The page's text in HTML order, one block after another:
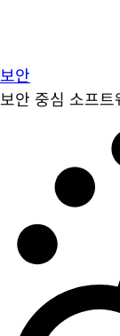
보안
보안 중심 소프